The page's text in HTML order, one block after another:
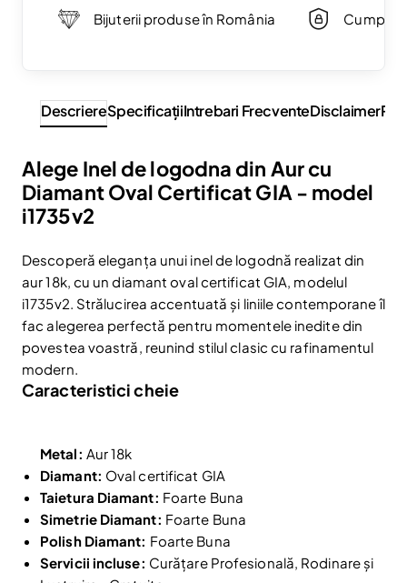
Bijuterii produse în România
DescriereSpecificaţiiIntrebari FrecventeDisclaimer
Alege Inel de logodna din Aur cu
Diamant Oval Certificat GIA - model
i1735v2
Descoperă eleganța unui inel de logodnă realizat din
aur 18k, cu un diamant oval certificat GIA, modelul
i1735v2. Strălucirea accentuată și liniile contemporane îl
fac alegerea perfectă pentru momentele inedite din
povestea voastră, reunind stilul clasic cu rafinamentul
modern.
Caracteristici cheie
Metal: Aur 18k
Diamant: Oval certificat GIA
Taietura Diamant: Foarte Buna
Simetrie Diamant: Foarte Buna
Polish Diamant: Foarte Buna
Servicii incluse: Curățare Profesională, Rodinare și